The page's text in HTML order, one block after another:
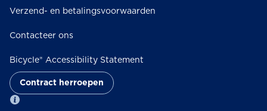
Verzend- en betalingsvoorwaarden
Contacteer ons
Bicycle® Accessibility Statement
Contract herroepen